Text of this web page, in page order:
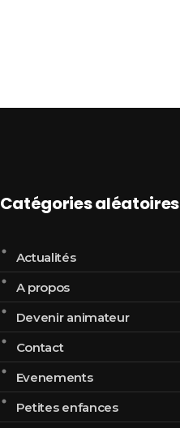
Catégories aléatoires
Actualités
A propos
Devenir animateur
Contact
Evenements
Petites enfances